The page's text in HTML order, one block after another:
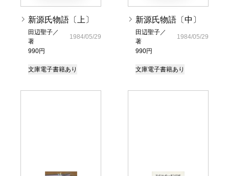
新源氏物語〔上〕
田辺聖子／
著
990円
1984/05/29
文庫電子書籍あり
新源氏物語〔中〕
田辺聖子／
著
990円
1984/05/29
文庫電子書籍あり